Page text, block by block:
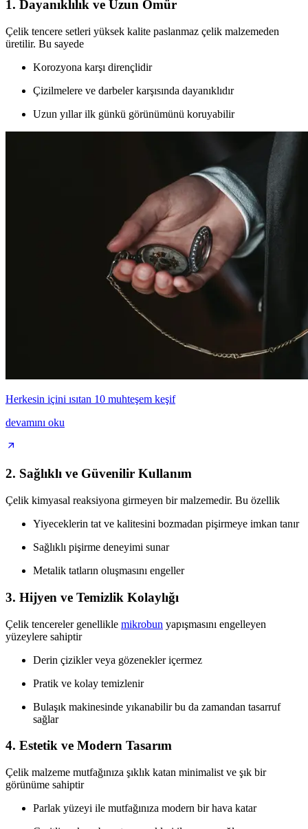
1. Dayanıklılık ve Uzun Ömür
Çelik tencere setleri yüksek kalite paslanmaz çelik malzemeden
üretilir. Bu sayede
Korozyona karşı dirençlidir
Çizilmelere ve darbeler karşısında dayanıklıdır
Uzun yıllar ilk günkü görünümünü koruyabilir
Herkesin içini ısıtan 10 muhteşem keşif
devamını oku
2. Sağlıklı ve Güvenilir Kullanım
Çelik kimyasal reaksiyona girmeyen bir malzemedir. Bu özellik
Yiyeceklerin tat ve kalitesini bozmadan pişirmeye imkan tanır
Sağlıklı pişirme deneyimi sunar
Metalik tatların oluşmasını engeller
3. Hijyen ve Temizlik Kolaylığı
Çelik tencereler genellikle mikrobun yapışmasını engelleyen
yüzeylere sahiptir
Derin çizikler veya gözenekler içermez
Pratik ve kolay temizlenir
Bulaşık makinesinde yıkanabilir bu da zamandan tasarruf
sağlar
4. Estetik ve Modern Tasarım
Çelik malzeme mutfağınıza şıklık katan minimalist ve şık bir
görünüme sahiptir
Parlak yüzeyi ile mutfağınıza modern bir hava katar